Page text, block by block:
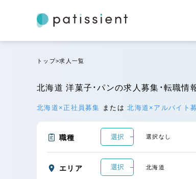
トップ 求人一覧
北海道 洋菓子・パンの求人募集・転職情
北海道×正社員募集 または北海道×アルバイト
職種 選択 選択なし
エリア 選択 北海道